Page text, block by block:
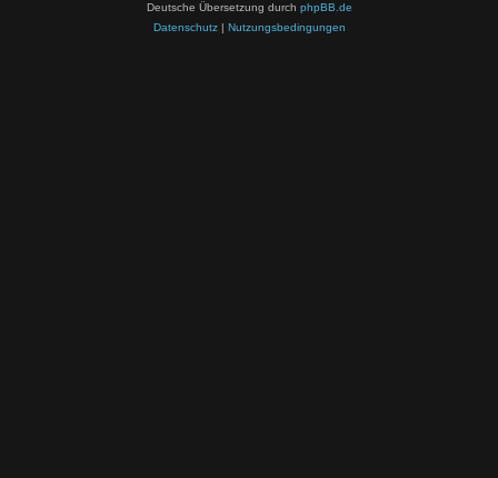
Deutsche Übersetzung durch phpBB.de
Datenschutz| Nutzungsbedingungen